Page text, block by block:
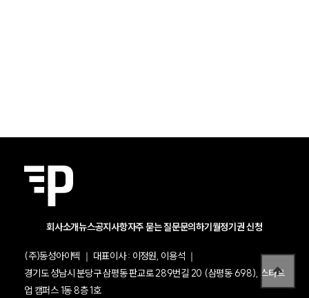
회사소개뉴스공지사항자주 묻는 질문문의하기월정기권 신청
(주)동성아이텍 ｜ 대표이사 : 이정원, 이용석 ｜
경기도 성남시 분당구 삼평동 판교로 289번길 20 (삼평동 698), 스타트
업 캠퍼스 1동 8층 1호